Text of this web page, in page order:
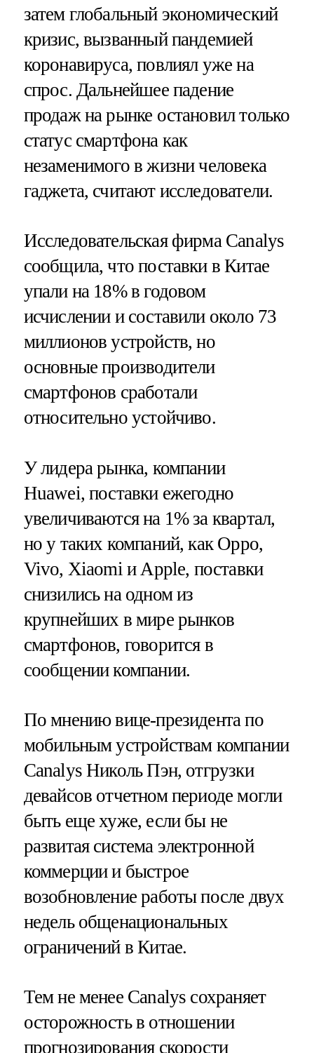
затем глобальный экономический
кризис, вызванный пандемией
коронавируса, повлиял уже на
спрос. Дальнейшее падение
продаж на рынке остановил только
статус смартфона как
незаменимого в жизни человека
гаджета, считают исследователи.
Исследовательская фирма Canalys
сообщила, что поставки в Китае
упали на 18% в годовом
исчислении и составили около 73
миллионов устройств, но
основные производители
смартфонов сработали
относительно устойчиво.
У лидера рынка, компании
Huawei, поставки ежегодно
увеличиваются на 1% за квартал,
но у таких компаний, как Oppo,
Vivo, Xiaomi и Apple, поставки
снизились на одном из
крупнейших в мире рынков
смартфонов, говорится в
сообщении компании.
По мнению вице-президента по
мобильным устройствам компании
Canalys Николь Пэн, отгрузки
девайсов отчетном периоде могли
быть еще хуже, если бы не
развитая система электронной
коммерции и быстрое
возобновление работы после двух
недель общенациональных
ограничений в Китае.
Тем не менее Canalys сохраняет
осторожность в отношении
прогнозирования скорости